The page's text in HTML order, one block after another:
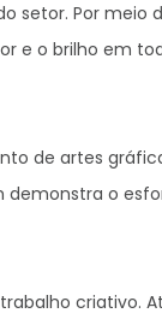
setor. Por meio
e o brilho em
de artes
o
criativo.